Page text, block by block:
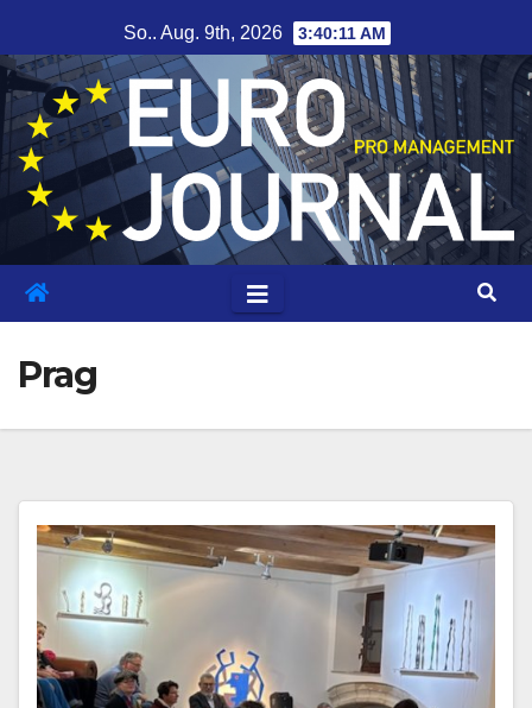
Inhalt
springen
So.. Aug. 9th, 2026 3:40:11 AM
Prag